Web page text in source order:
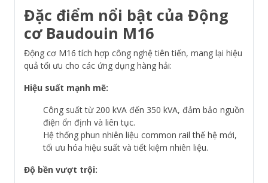
Đặc điểm nổi bật của Động
cơ Baudouin M16
Động cơ M16 tích hợp công nghệ tiên tiến, mang lại hiệu
quả tối ưu cho các ứng dụng hàng hải:
Hiệu suất mạnh mẽ:
Công suất từ 200 kVA đến 350 kVA, đảm bảo nguồn
điện ổn định và liên tục.
Hệ thống phun nhiên liệu common rail thế hệ mới,
tối ưu hóa hiệu suất và tiết kiệm nhiên liệu.
Độ bền vượt trội: